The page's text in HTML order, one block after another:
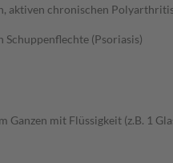
aktiven chronischen Polyarthritis
Schuppenflechte (Psoriasis)
Ganzen mit Flüssigkeit (z.B. 1